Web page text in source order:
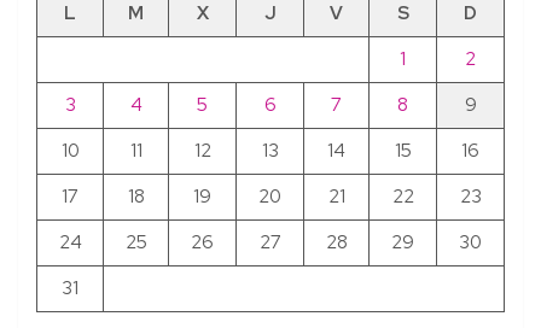
L
M X J V S
D
1
2
3
4 5 6 7 8
9
10
11 12 13 14 15
16
17
18 19 20 21 22
23
24
25 26 27 28 29
30
31